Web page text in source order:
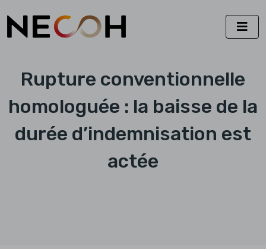
Rupture conventionnelle
homologuée : la baisse de la
durée d’indemnisation est
actée